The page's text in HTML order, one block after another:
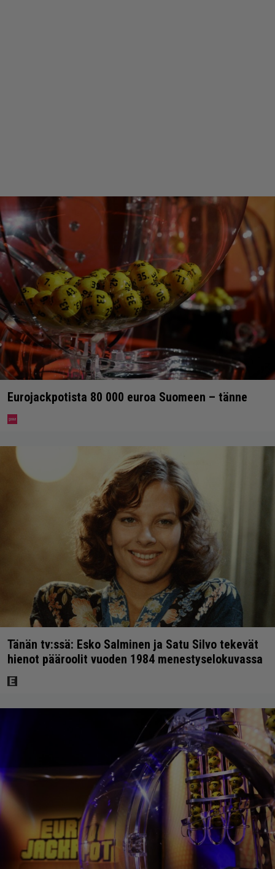
Eurojackpotista 80 000 euroa Suomeen – tänne
Tänän tv:ssä: Esko Salminen ja Satu Silvo tekevät
hienot pääroolit vuoden 1984 menestyselokuvassa